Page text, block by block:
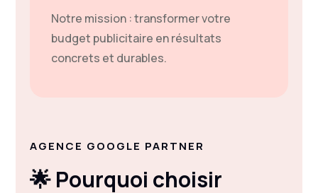
Notre mission : transformer votre
budget publicitaire en résultats
concrets et durables.
AGENCE GOOGLE PARTNER
🌟 Pourquoi choisir